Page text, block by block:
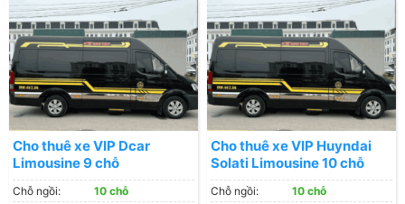
Cho thuê xe VIP Dcar
Limousine 9 chỗ
Chỗ ngồi:
10 chỗ
Cho thuê xe VIP Huyndai
Solati Limousine 10 chỗ
Chỗ ngồi:
10 chỗ